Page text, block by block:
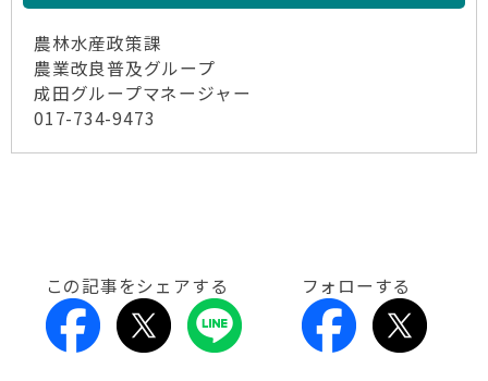
農林水産政策課
農業改良普及グループ
成田グループマネージャー
017-734-9473
この記事をシェアする フォローする